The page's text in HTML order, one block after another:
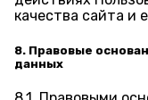
качества сайта и
8. Правовые
данных